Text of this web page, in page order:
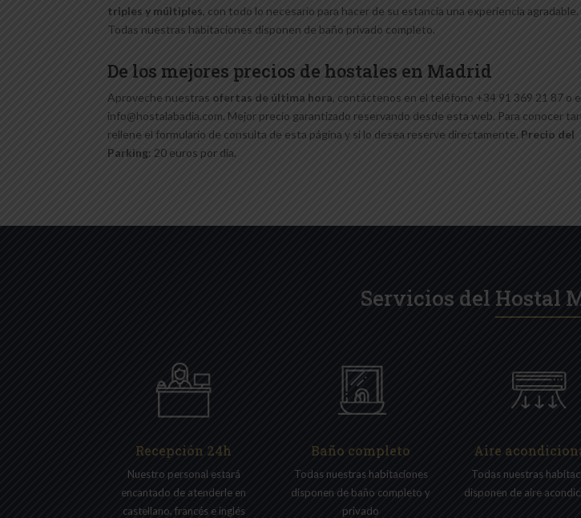
triples y múltiples, con todo lo necesario para hacer de su estancia una experiencia agradable.
Todas nuestras habitaciones disponen de baño privado completo.
De los mejores precios de hostales en Madrid
Aproveche nuestras ofertas de última hora, contáctenos en el teléfono +34 91 369 21 87 o
info@hostalabadia.com. Mejor precio garantizado reservando desde esta web. Para conocer
rellene el formulario de consulta de esta página y si lo desea reserve directamente. Precio del
Parking: 20 euros por dia.
Servicios del Hostal
Recepción 24h
Nuestro personal estará
encantado de atenderle en
castellano, francés e inglés
Baño completo
Todas nuestras habitaciones
disponen de baño completo y
privado
Aire
Todas nuestras
disponen de aire